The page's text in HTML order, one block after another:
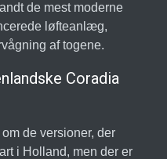
de mest moderne
løfteanlæg,
af togene.
Coradia
de versioner, der
i Holland, men der er